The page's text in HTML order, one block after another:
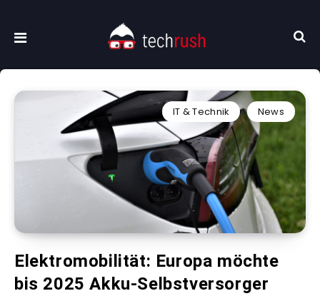
IT & Technik News
Elektromobilität: Europa möchte
bis 2025 Akku-Selbstversorger